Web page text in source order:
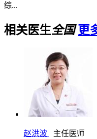
综...
相关医生全国 更
赵洪波 主任医师